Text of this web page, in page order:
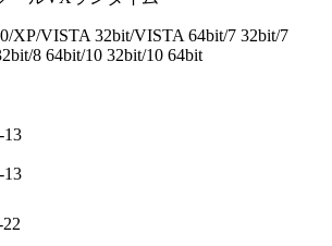
XP/VISTA 32bit/VISTA 64bit/7 32bit/7
8 64bit/10 32bit/10 64bit
13
13